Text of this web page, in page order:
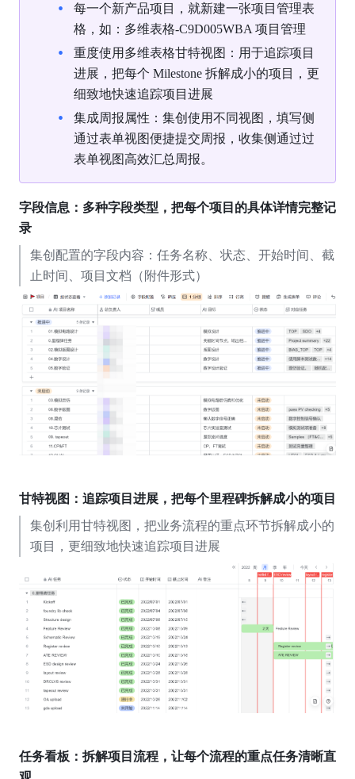
每一个新产品项目，就新建一张项目管理表
格，如：多维表格-C9D005WBA 项目管理
重度使用多维表格甘特视图：用于追踪项目
进展，把每个 Milestone 拆解成小的项目，更
细致地快速追踪项目进展
集成周报属性：集创使用不同视图，填写侧
通过表单视图便捷提交周报，收集侧通过过
表单视图高效汇总周报。
字段信息：多种字段类型，把每个项目的具体详情完整记
录
集创配置的字段内容：任务名称、状态、开始时间、截
止时间、项目文档（附件形式）
甘特视图：追踪项目进展，把每个里程碑拆解成小的项目
集创利用甘特视图，把业务流程的重点环节拆解成小的
项目，更细致地快速追踪项目进展
任务看板：拆解项目流程，让每个流程的重点任务清晰直